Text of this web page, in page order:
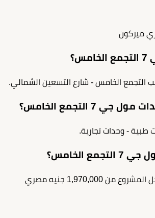
ميركون
التجمع الخامس - شارع التسعين الشمالي.
7 التجمع الخامس؟
طبية - وحدات تجارية.
الخامس؟
1,970,000 جنيه مصري